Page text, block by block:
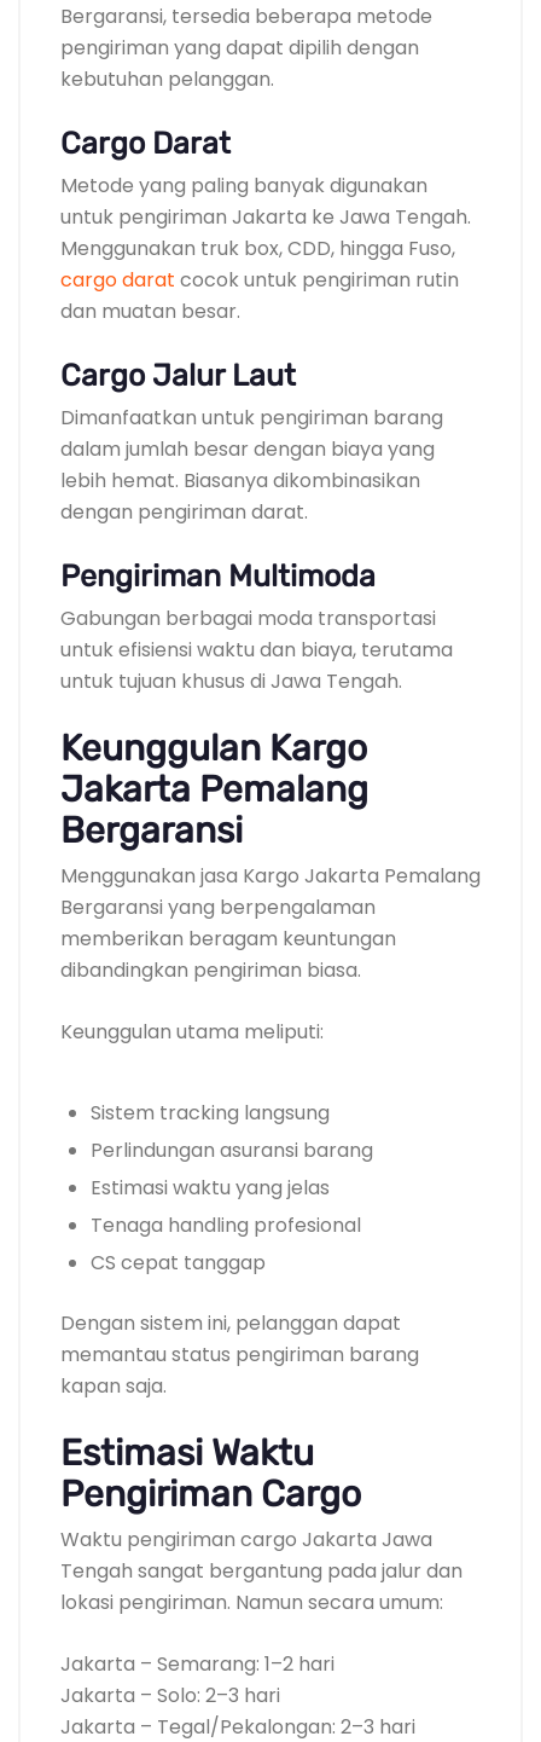
Bergaransi, tersedia beberapa metode
pengiriman yang dapat dipilih dengan
kebutuhan pelanggan.
Cargo Darat
Metode yang paling banyak digunakan
untuk pengiriman Jakarta ke Jawa Tengah.
Menggunakan truk box, CDD, hingga Fuso,
cargo darat cocok untuk pengiriman rutin
dan muatan besar.
Cargo Jalur Laut
Dimanfaatkan untuk pengiriman barang
dalam jumlah besar dengan biaya yang
lebih hemat. Biasanya dikombinasikan
dengan pengiriman darat.
Pengiriman Multimoda
Gabungan berbagai moda transportasi
untuk efisiensi waktu dan biaya, terutama
untuk tujuan khusus di Jawa Tengah.
Keunggulan Kargo
Jakarta Pemalang
Bergaransi
Menggunakan jasa Kargo Jakarta Pemalang
Bergaransi yang berpengalaman
memberikan beragam keuntungan
dibandingkan pengiriman biasa.
Keunggulan utama meliputi:
Sistem tracking langsung
Perlindungan asuransi barang
Estimasi waktu yang jelas
Tenaga handling profesional
CS cepat tanggap
Dengan sistem ini, pelanggan dapat
memantau status pengiriman barang
kapan saja.
Estimasi Waktu
Pengiriman Cargo
Waktu pengiriman cargo Jakarta Jawa
Tengah sangat bergantung pada jalur dan
lokasi pengiriman. Namun secara umum:
Jakarta – Semarang: 1–2 hari
Jakarta – Solo: 2–3 hari
Jakarta – Tegal/Pekalongan: 2–3 hari